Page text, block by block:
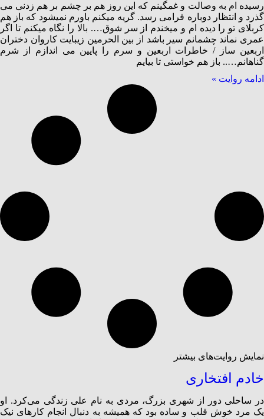
رسیده ام به وصالت و غمگینم که این روز هم بر چشم بر هم زدنی می
گذرد و انتظار دوباره فرامی رسد. گریه میکنم باورم نمیشود که باز هم
کربلای تو را دیده ام و میخندم از سر شوق…. بالا را نگاه میکنم تا اگر
عمری نماند چشمانم سیر باشد از بین الحرمین زیبایت کاروان دختران
اربعین ساز / خاطرات اربعین و سرم را پایین می اندازم از شرم
گناهانم….. باز هم خواستی تا بیایم
ادامه روایت »
نمایش روایت‌های بیشتر
خادم افتخاری
در ساحلی دور از شهری بزرگ، مردی به نام علی زندگی می‌کرد. او
یک مرد خوش قلب و ساده‌ بود که همیشه به دنبال انجام کارهای نیک